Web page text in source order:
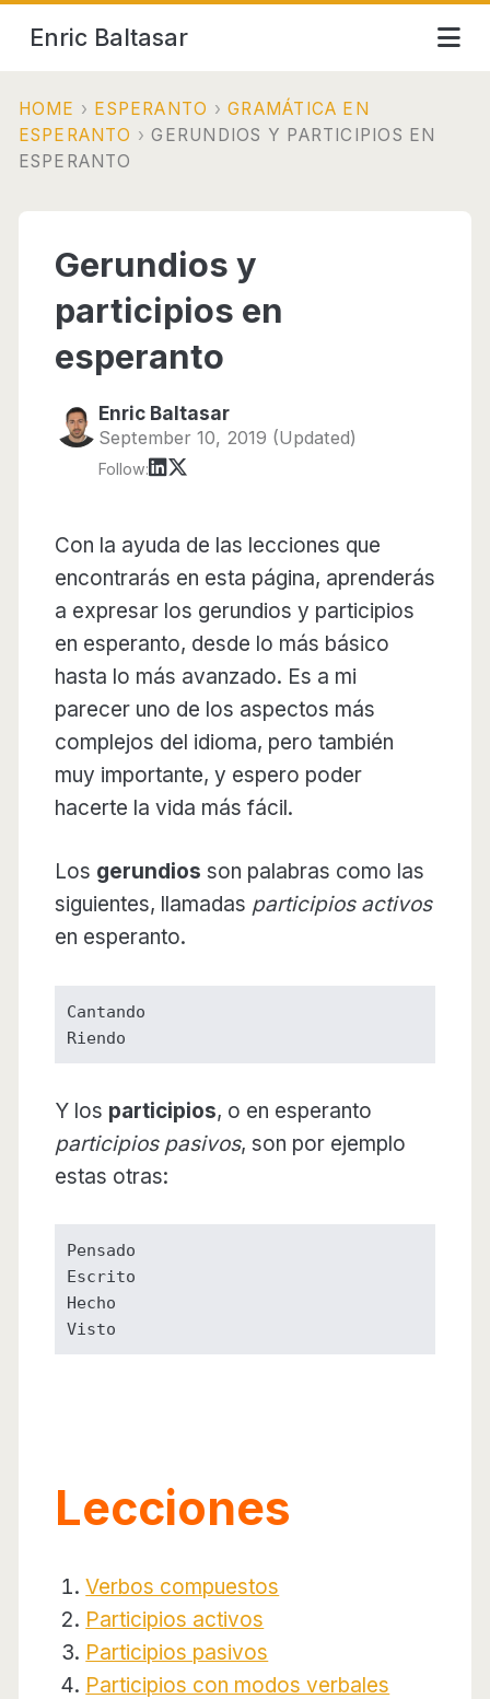
Enric Baltasar
HOME › ESPERANTO ›GRAMÁTICA EN
ESPERANTO ›GERUNDIOS Y PARTICIPIOS EN
ESPERANTO
Gerundios y
participios en
esperanto
Enric Baltasar
September 10, 2019 (Updated)
Follow:
Con la ayuda de las lecciones que
encontrarás en esta página, aprenderás
a expresar los gerundios y participios
en esperanto, desde lo más básico
hasta lo más avanzado. Es a mi
parecer uno de los aspectos más
complejos del idioma, pero también
muy importante, y espero poder
hacerte la vida más fácil.
Los gerundios son palabras como las
siguientes, llamadas participios activos
en esperanto.
Cantando
Riendo
Y los participios, o en esperanto
participios pasivos, son por ejemplo
estas otras:
Pensado
Escrito
Hecho
Visto
Lecciones
Verbos compuestos
Participios activos
Participios pasivos
Participios con modos verbales